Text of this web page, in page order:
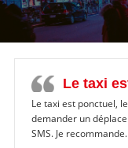
TAXI
Le taxi
Le taxi est ponctuel,
demander un
SMS. Je recommande.